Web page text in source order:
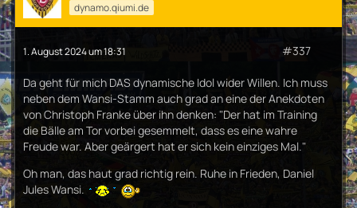
dynamo.qiumi.de
1. August 2024 um 18:31 #337
Da geht für mich DAS dynamische Idol wider Willen. Ich muss
neben dem Wansi-Stamm auch grad an eine der Anekdoten
von Christoph Franke über ihn denken: "Der hat im Training
die Bälle am Tor vorbei gesemmelt, dass es eine wahre
Freude war. Aber geärgert hat er sich kein einziges Mal."
Oh man, das haut grad richtig rein. Ruhe in Frieden, Daniel
Jules Wansi.